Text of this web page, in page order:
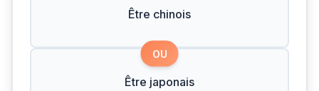
Être chinois
OU
Être japonais